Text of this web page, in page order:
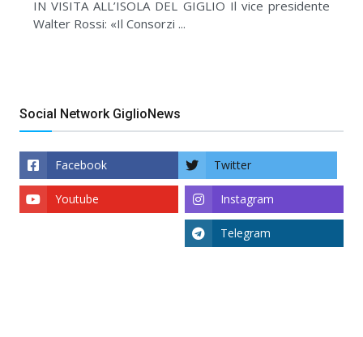
IN VISITA ALL’ISOLA DEL GIGLIO Il vice presidente
Walter Rossi: «Il Consorzi ...
Social Network GiglioNews
Facebook Twitter
Instagram
Youtube
Telegram